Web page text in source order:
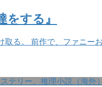
する』
る。 前作で、ファニ
テリー、推理小説（海外）